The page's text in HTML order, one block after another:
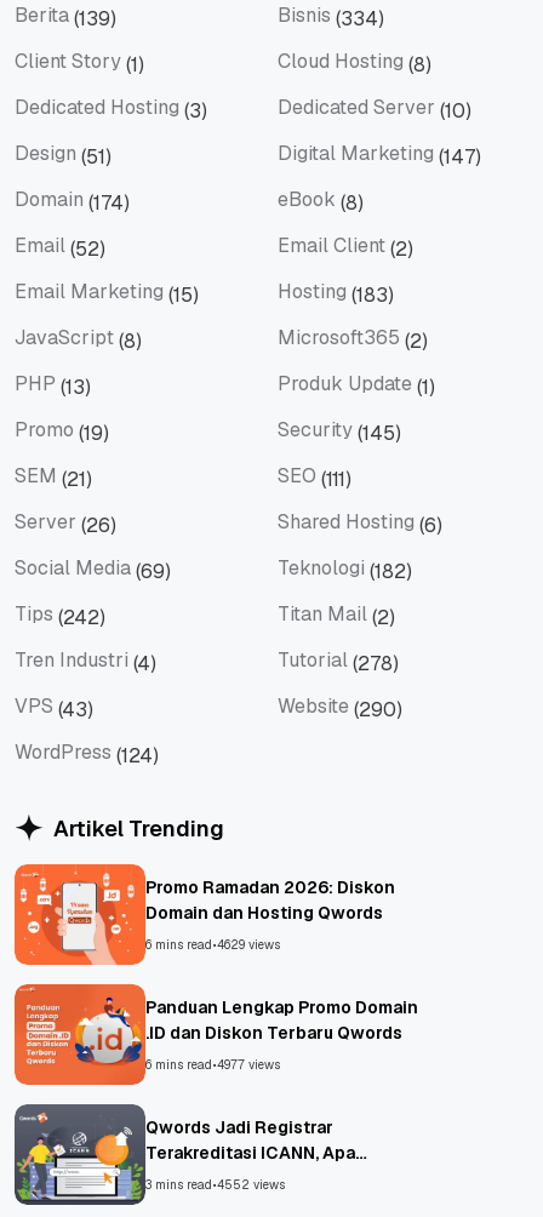
Berita(139) Bisnis (334)
Client Story(1) Cloud Hosting (8)
Dedicated Hosting (3) Dedicated Server (10)
Design (51) Digital Marketing (147)
Domain (174) eBook (8)
Email(52) Email Client(2)
Email Marketing (15) Hosting (183)
JavaScript(8) Microsoft365 (2)
PHP (13) Produk Update (1)
Promo (19) Security(145)
SEM (21) SEO (111)
Server (26) Shared Hosting (6)
Social Media(69) Teknologi (182)
Tips (242) Titan Mail(2)
Tren Industri (4) Tutorial(278)
VPS (43) Website (290)
WordPress (124)
Artikel Trending
Promo Ramadan 2026: Diskon
Domain dan Hosting Qwords
6 mins read•4629 views
Panduan Lengkap Promo Domain
.ID dan Diskon Terbaru Qwords
6 mins read•4977 views
Qwords Jadi Registrar
Terakreditasi ICANN, Apa
Untungnya?
3 mins read•4552 views